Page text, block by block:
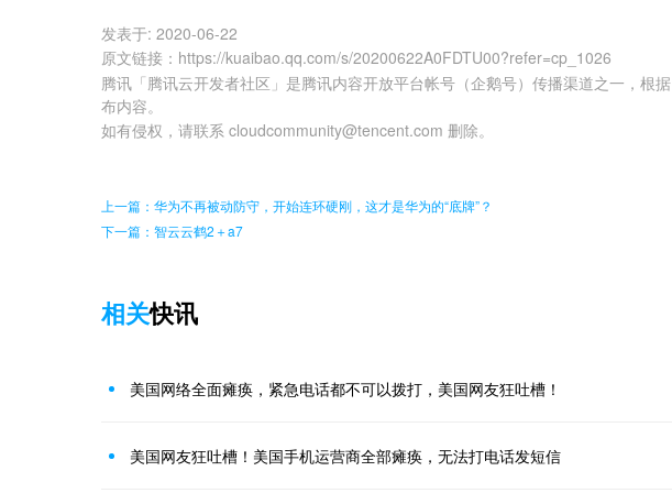
发表于: 2020-06-22
原文链接 ： https://kuaibao.qq.com/s/20200622A0FDTU00?refer=cp_1026
腾讯「腾讯云开发者社区」是腾讯内容开放平台帐号（企鹅号）传播渠道之一，根据
布内容。
如有侵权，请联系 cloudcommunity@tencent.com 删除。
上一篇：华为不再被动防守，开始连环硬刚，这才是华为的“底牌”？
下一篇：智云云鹤2＋a7
相关快讯
美国网络全面瘫痪，紧急电话都不可以拨打，美国网友狂吐槽！
美国网友狂吐槽！美国手机运营商全部瘫痪，无法打电话发短信